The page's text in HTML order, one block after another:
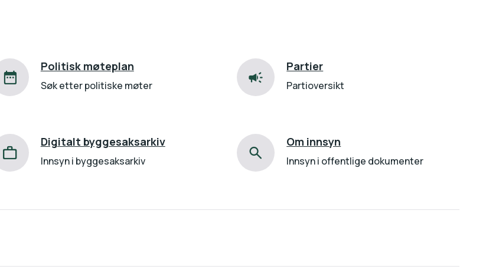
Politisk møteplan
Søk etter politiske møter
Partier
Partioversikt
Digitalt byggesaksarkiv
Innsyn i byggesaksarkiv
Om innsyn
Innsyn i offentlige dokumenter